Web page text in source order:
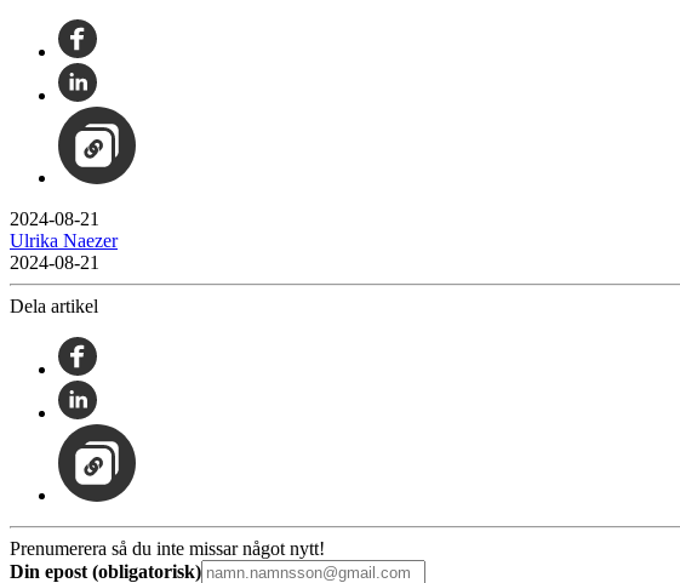
2024-08-21
Ulrika Naezer
2024-08-21
Dela artikel
Prenumerera så du inte missar något nytt!
Din epost (obligatorisk)